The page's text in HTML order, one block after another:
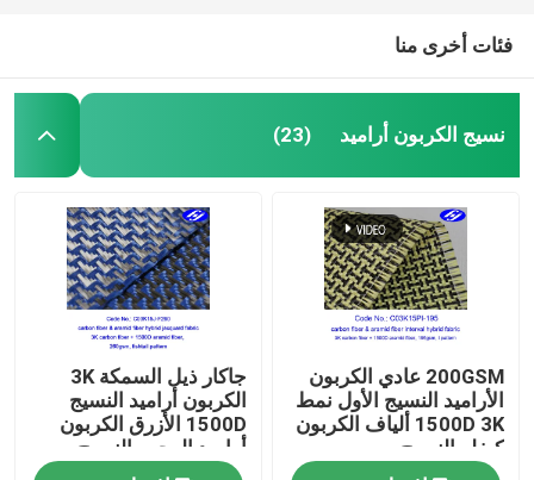
فئات أخرى منا
نسيج الكربون أراميد (23)
200GSM عادي الكربون
الأراميد النسيج الأول نمط
1500D 3K ألياف الكربون
كيفلر النسيج
جاكار ذيل السمكة 3K
الكربون أراميد النسيج
1500D الأزرق الكربون
أراميد الهجين النسيج